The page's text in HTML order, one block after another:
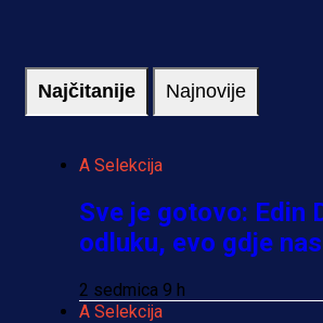
Najčitanije Najnovije
A Selekcija
Sve je gotovo: Edin
odluku, evo gdje
2 sedmica 9 h
A Selekcija